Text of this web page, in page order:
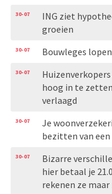
30-07
ING ziet
groeien
30-07 Bouwleges
30-07
hoog in te
verlaagd
30-07
Je
bezitten van een
30-07
Bizarre
hier betaal je
rekenen ze maar